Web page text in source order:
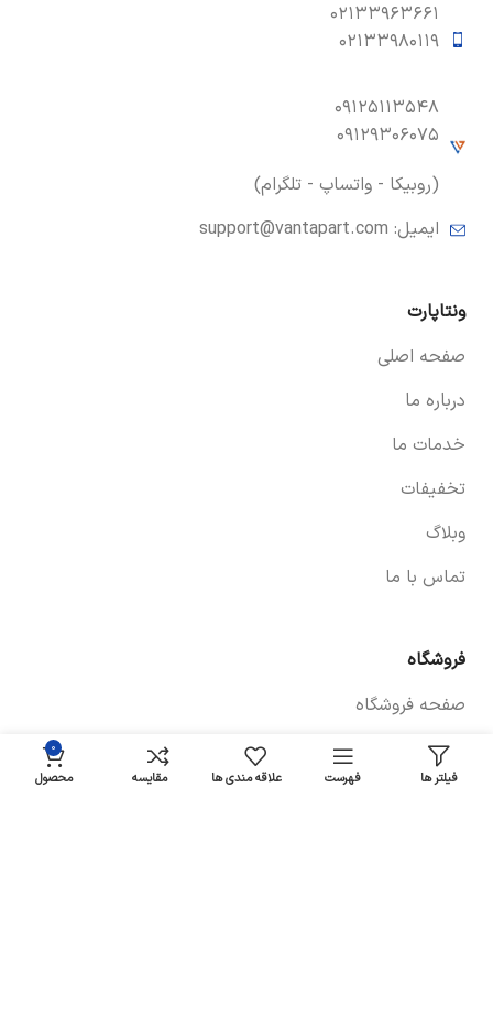
۰۲۱۳۳۹۶۳۶۶۱
۰۲۱۳۳۹۸۰۱۱۹
۰۹۱۲۵۱۱۳۵۴۸
۰۹۱۲۹۳۰۶۰۷۵
(روبیکا - واتساپ - تلگرام)
ایمیل: support@vantapart.com
ونتاپارت
صفحه اصلی
درباره ما
خدمات ما
تخفیفات
وبلاگ
تماس با ما
فروشگاه
صفحه فروشگاه
شرایط پرداخت و ارسال
سیاست های بازگشت کالا
فیلتر ها فهرست علاقه مندی ها مقایسه
0
محصول